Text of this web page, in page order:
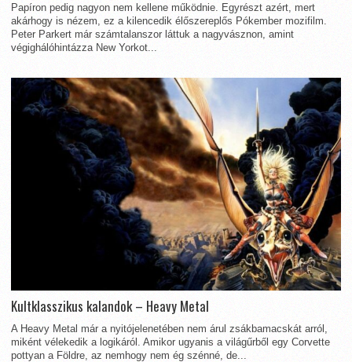
Papíron pedig nagyon nem kellene működnie. Egyrészt azért, mert
akárhogy is nézem, ez a kilencedik élőszereplős Pókember mozifilm.
Peter Parkert már számtalanszor láttuk a nagyvásznon, amint
végighálóhintázza New Yorkot...
Kultklasszikus kalandok – Heavy Metal
A Heavy Metal már a nyitójelenetében nem árul zsákbamacskát arról,
miként vélekedik a logikáról. Amikor ugyanis a világűrből egy Corvette
pottyan a Földre, az nemhogy nem ég szénné, de...